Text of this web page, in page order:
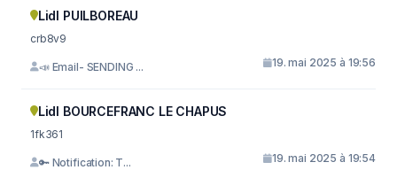
Lidl PUILBOREAU
crb8v9
📣 Email- SENDING ... 19. mai 2025 à 19:56
Lidl BOURCEFRANC LE CHAPUS
1fk361
🔑 Notification: T... 19. mai 2025 à 19:54